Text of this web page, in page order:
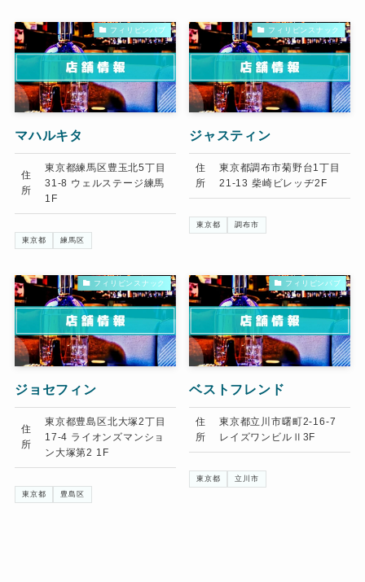
フィリピンパブ
マハルキタ
住
所
東京都練馬区豊玉北5丁目
31-8 ウェルステージ練馬
1F
東京都 練馬区
フィリピンスナック
ジャスティン
住
所
東京都調布市菊野台1丁目
21-13 柴崎ビレッヂ2F
東京都 調布市
フィリピンスナック
ジョセフィン
住
所
東京都豊島区北大塚2丁目
17-4 ライオンズマンショ
ン大塚第2 1F
東京都 豊島区
フィリピンパブ
ベストフレンド
住
所
東京都立川市曙町2-16-7
レイズワンビルⅡ3F
東京都 立川市